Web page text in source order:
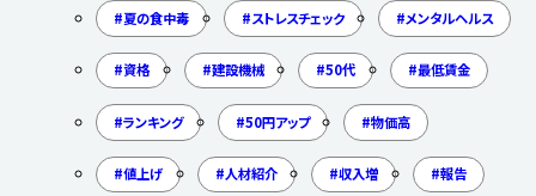
夏の食中毒 ストレスチェック メンタルヘルス
資格 建設機械 50代 最低賃金
ランキング 50円アップ 物価高
値上げ 人材紹介 収入増 報告